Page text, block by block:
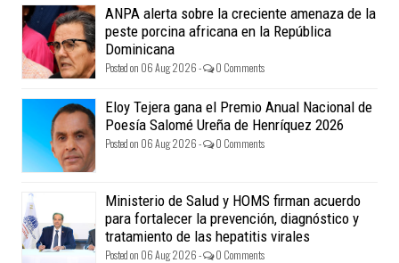
ANPA alerta sobre la creciente amenaza de la
peste porcina africana en la República
Dominicana
Posted on 06 Aug 2026 - 0 Comments
Eloy Tejera gana el Premio Anual Nacional de
Poesía Salomé Ureña de Henríquez 2026
Posted on 06 Aug 2026 - 0 Comments
Ministerio de Salud y HOMS firman acuerdo
para fortalecer la prevención, diagnóstico y
tratamiento de las hepatitis virales
Posted on 06 Aug 2026 - 0 Comments